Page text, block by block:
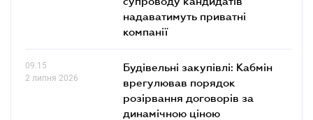
надаватимуть приватні
компанії
09.15
2 липня 2026
Будівельні закупівлі: Кабмін
врегулював порядок
розірвання договорів за
динамічною ціною